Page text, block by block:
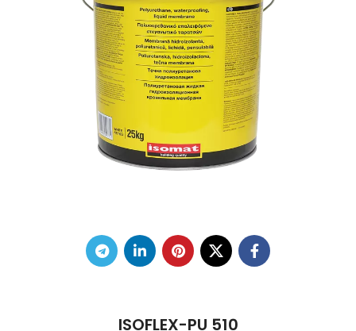
ISOFLEX-PU 510